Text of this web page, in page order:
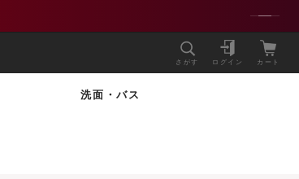
さがす ログイン カート
洗面・バス